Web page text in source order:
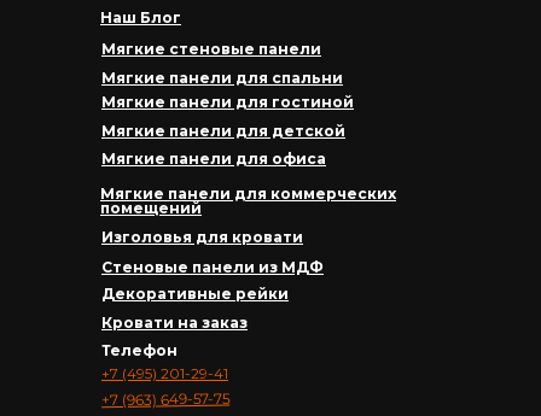
+7 (495) 201-29-41
+7 (963) 649-57-75
Телефон
Мягкие панели для коммерческих
помещений
Изголовья для кровати
Стеновые панели из МДФ
Декоративные рейки
Кровати на заказ
Мягкие стеновые панели
Мягкие панели для гостиной
Мягкие панели для детской
Мягкие панели для офиса
Мягкие панели для спальни
Наш Блог